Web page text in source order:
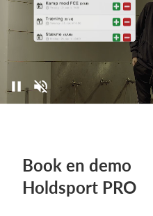
Book en demo
Holdsport PRO